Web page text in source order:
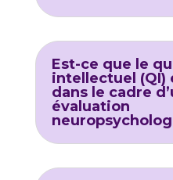
Est-ce que le
intellectuel (QI)
dans le cadre
évaluation